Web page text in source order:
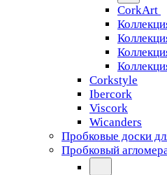
CorkArt
Corkstyle
Ibercork
Viscork
Wicanders
Пробковые доски
Пробковый